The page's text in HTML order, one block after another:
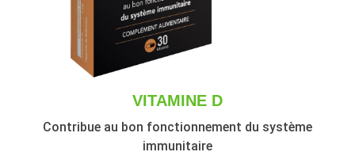
VITAMINE D
Contribue au bon fonctionnement du système
immunitaire